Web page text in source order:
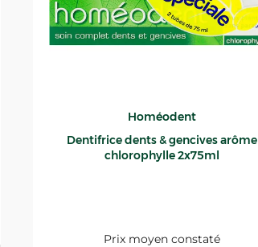
Homéodent
Dentifrice dents & gencives arôme
chlorophylle 2x75ml
Prix moyen constaté